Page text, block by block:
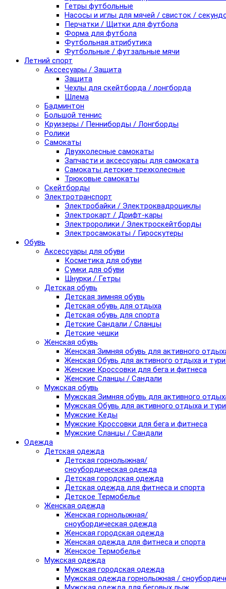
Гетры футбольные
Насосы и иглы для мячей / свисток /
Перчатки / Щитки для футбола
Форма для футбола
Футбольная атрибутика
Футбольные / футзальные мячи
Летний спорт
Акссесуары / Защита
Защита
Чехлы для скейтборда / лонгборда
Шлема
Бадминтон
Большой теннис
Круизеры / Пенниборды / Лонгборды
Ролики
Самокаты
Двухколесные самокаты
Запчасти и аксессуары для самоката
Самокаты детские трехколесные
Трюковые самокаты
Скейтборды
Электротранспорт
Электробайки / Электроквадроциклы
Электрокарт / Дрифт-кары
Электроролики / Электроскейтборды
Электросамокаты / Гироскутеры
Обувь
Аксессуары для обуви
Косметика для обуви
Сумки для обуви
Шнурки / Гетры
Детская обувь
Детская зимняя обувь
Детская обувь для отдыха
Детская обувь для спорта
Детские Сандали / Сланцы
Детские чешки
Женская обувь
Женская Зимняя обувь для активного
Женская Обувь для активного отдыха и
Женские Кроссовки для бега и фитнеса
Женские Сланцы / Сандали
Мужская обувь
Мужская Зимняя обувь для активного
Мужская Обувь для активного отдыха и
Мужские Кеды
Мужские Кроссовки для бега и фитнеса
Мужские Сланцы / Сандали
Одежда
Детская одежда
Детская горнолыжная/
сноубордическая одежда
Детская городская одежда
Детская одежда для фитнеса и спорта
Детское Термобелье
Женская одежда
Женская горнолыжная/
сноубордическая одежда
Женская городская одежда
Женская одежда для фитнеса и спорта
Женское Термобелье
Мужская одежда
Мужская городская одежда
Мужская одежда горнолыжная /